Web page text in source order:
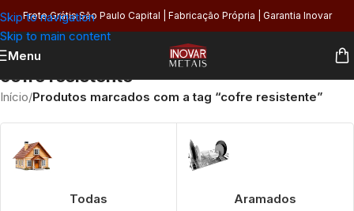
Skip to navigation
Skip to main content
Frete Grátis São Paulo Capital | Fabricação Própria | Garantia Inovar
Menu
cofre resistente
Início/Produtos marcados com a tag “cofre resistente”
Todas Aramados